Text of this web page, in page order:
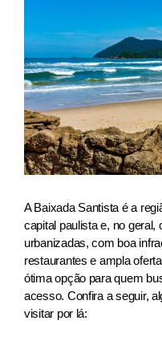
A Baixada Santista é a
capital paulista e, no
urbanizadas, com boa
restaurantes e ampla
ótima opção para quem
acesso. Confira a seguir,
visitar por lá: